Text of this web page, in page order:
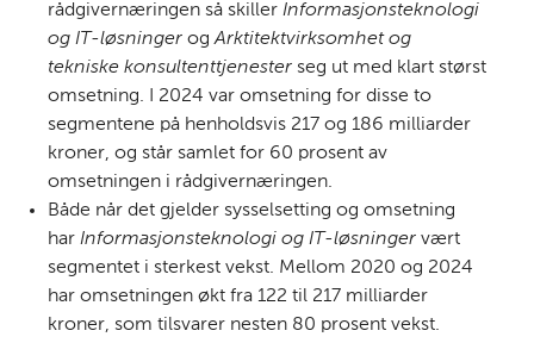
rådgivernæringen så skiller Informasjonsteknologi
og IT-løsninger ogArktitektvirksomhet og
tekniske konsultenttjenester seg ut med klart størst
omsetning. I 2024 var omsetning for disse to
segmentene på henholdsvis 217 og 186 milliarder
kroner, og står samlet for 60 prosent av
omsetningen i rådgivernæringen.
Både når det gjelder sysselsetting og omsetning
har Informasjonsteknologi og IT-løsninger vært
segmentet i sterkest vekst. Mellom 2020 og 2024
har omsetningen økt fra 122 til 217 milliarder
kroner, som tilsvarer nesten 80 prosent vekst.